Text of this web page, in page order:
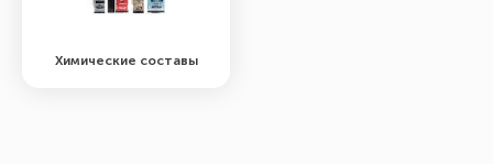
Химические составы